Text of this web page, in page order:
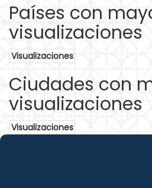
Países con
visualizaciones
Visualizaciones
Ciudades con
visualizaciones
Visualizaciones